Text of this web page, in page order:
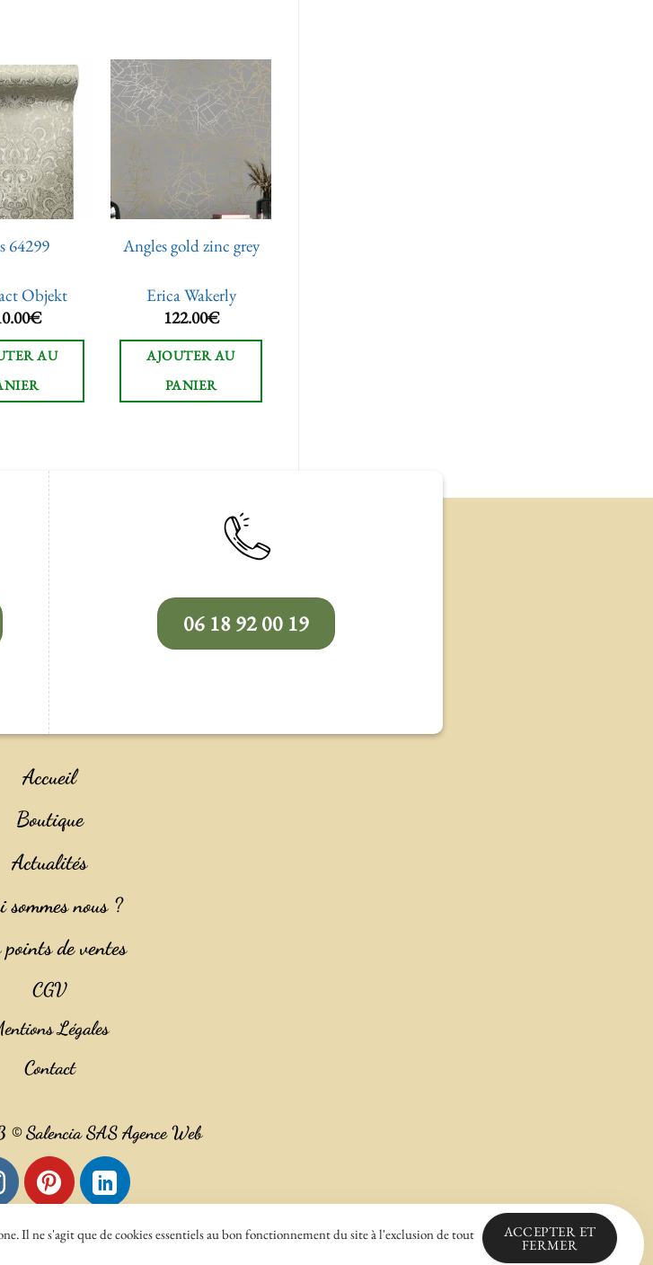
Ajouter
à la liste
de
souhaits
64299
Objekt
€
AU
Ajouter
souhaits
Angles gold zinc grey
Erica Wakerly
122.00€
AJOUTER AU
PANIER
06 18 92 00 19
Accueil
Boutique
Actualités
sommes nous ?
points de ventes
CGV
Légales
Contact
©Salencia SAS Agence Web
Il ne s'agit que de cookies essentiels au bon fonctionnement du site à l'exclusion de tout
ACCEPTER ET
FERMER